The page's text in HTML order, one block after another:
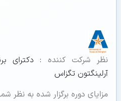
نظر شرکت کننده : دکترای
آرلینگتون تگزاس
مزایای دوره برگزار شده به نظر